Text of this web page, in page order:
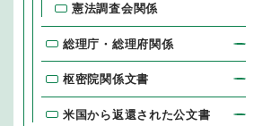
憲法調査会関係
総理庁・総理府関係
枢密院関係文書
米国から返還された公文書